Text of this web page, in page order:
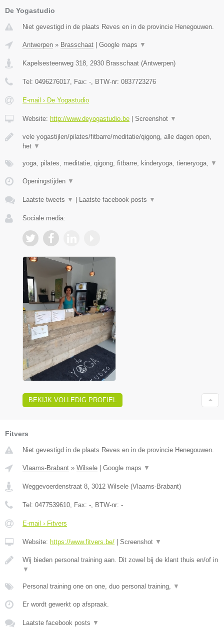
De Yogastudio
Niet gevestigd in de plaats Reves en in de provincie Henegouwen.
Antwerpen » Brasschaat Google maps ▼
Kapelsesteenweg 318, 2930 Brasschaat (Antwerpen)
Tel: 0496276017, Fax: -, BTW-nr: 0837723276
E-mail › De Yogastudio
Website: http://www.deyogastudio.be Screenshot ▼
vele yogastijlen/pilates/fitbarre/meditatie/qigong, alle dagen open,
het ▼
yoga, pilates, meditatie, qigong, fitbarre, kinderyoga, tieneryoga, ▼
Openingstijden ▼
Laatste tweets ▼ Laatste facebook posts ▼
Sociale media:
BEKIJK VOLLEDIG PROFIEL
Fitvers
Niet gevestigd in de plaats Reves en in de provincie Henegouwen.
Vlaams-Brabant » Wilsele | Google maps ▼
Weggevoerdenstraat 8 3012 Wilsele (Vlaams-Brabant)
Tel: 0477539610 , Fax: - , BTW-nr: -
E-mail › Fitvers
Website: https://www.fitvers.be/ | Screenshot ▼
Wij bieden personal training aan. Dit zowel bij de klant thuis en/of in
▼
Personal training one on one, duo personal training, ▼
Er wordt gewerkt op afspraak.
Laatste facebook posts ▼